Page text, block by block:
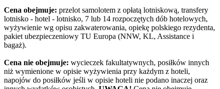
Cena obejmuje: przelot samolotem z opłatą lotniskową, transfery
lotnisko - hotel - lotnisko, 7 lub 14 rozpoczętych dób hotelowych,
wyżywienie wg opisu zakwaterowania, opiekę polskiego rezydenta,
pakiet ubezpieczeniowy TU Europa (NNW, KL, Assistance i
bagaż).
Cena nie obejmuje: wycieczek fakultatywnych, posiłków innych
niż wymienione w opisie wyżywienia przy każdym z hoteli,
napojów do posiłków jeśli w opisie hoteli nie podano inaczej oraz